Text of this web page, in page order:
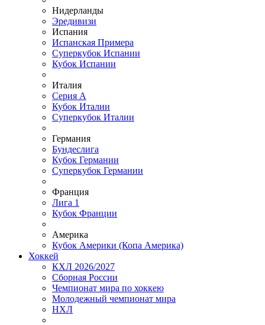
Нидерланды
Эредивизи
Испания
Испанская Примера
Суперкубок Испании
Кубок Испании
Италия
Серия А
Кубок Италии
Суперкубок Италии
Германия
Бундеслига
Кубок Германии
Суперкубок Германии
Франция
Лига 1
Кубок Франции
Америка
Кубок Америки (Копа Америка)
Хоккей
КХЛ 2026/2027
Сборная России
Чемпионат мира по хоккею
Молодежный чемпионат мира
НХЛ